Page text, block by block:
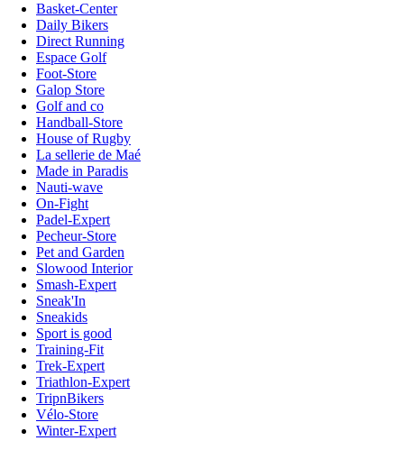
Basket-Center
Daily Bikers
Direct Running
Espace Golf
Foot-Store
Galop Store
Golf and co
Handball-Store
House of Rugby
La sellerie de Maé
Made in Paradis
Nauti-wave
On-Fight
Padel-Expert
Pecheur-Store
Pet and Garden
Slowood Interior
Smash-Expert
Sneak'In
Sneakids
Sport is good
Training-Fit
Trek-Expert
Triathlon-Expert
TripnBikers
Vélo-Store
Winter-Expert